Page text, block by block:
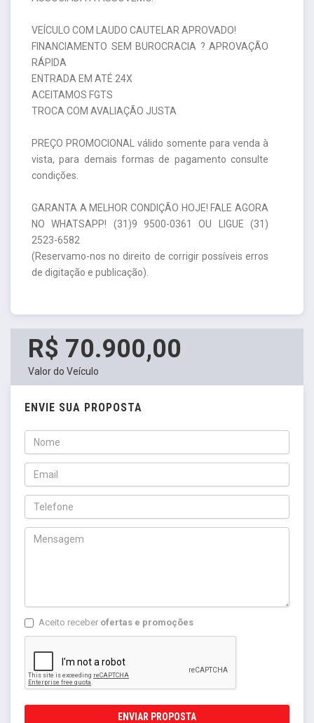
VEÍCULO COM LAUDO CAUTELAR APROVADO!
FINANCIAMENTO SEM BUROCRACIA ? APROVAÇÃO
RÁPIDA
ENTRADA EM ATÉ 24X
ACEITAMOS FGTS
TROCA COM AVALIAÇÃO JUSTA
PREÇO PROMOCIONAL válido somente para venda à
vista, para demais formas de pagamento consulte
condições.
GARANTA A MELHOR CONDIÇÃO HOJE! FALE AGORA
NO WHATSAPP! (31)9 9500-0361 OU LIGUE (31)
2523-6582
(Reservamo-nos no direito de corrigir possíveis erros
de digitação e publicação).
R$ 70.900,00
Valor do Veículo
ENVIE SUA PROPOSTA
Aceito receber ofertas e promoções
ENVIAR PROPOSTA